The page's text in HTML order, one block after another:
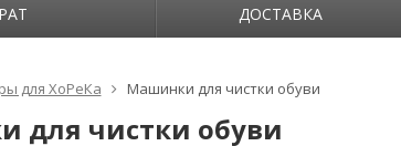
ДОСТАВКА
для ХоРеКа Машинки для чистки обуви
для чистки обуви